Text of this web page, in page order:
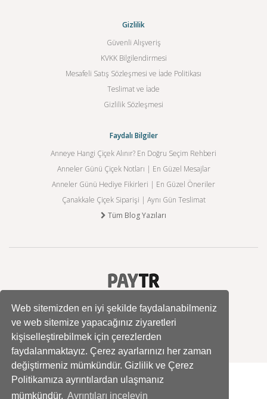
Web sitemizden en iyi şekilde faydalanabilmeniz
ve web sitemize yapacağınız ziyaretleri
kişiselleştirebilmek için çerezlerden
faydalanmaktayız. Çerez ayarlarınızı her zaman
değiştirmeniz mümkündür. Gizlilik ve Çerez
Politikamıza ayrıntılardan ulaşmanız
mümkündür. Ayrıntıları inceleyin
Gizlilik
Güvenli Alışveriş
KVKK Bilgilendirmesi
Mesafeli Satış Sözleşmesi ve İade Politikası
Teslimat ve İade
Gizlilik Sözleşmesi
Faydalı Bilgiler
Anneye Hangi Çiçek Alınır? En Doğru Seçim Rehberi
Anneler Günü Çiçek Notları | En Güzel Mesajlar
Anneler Günü Hediye Fikirleri | En Güzel Öneriler
Çanakkale Çiçek Siparişi | Aynı Gün Teslimat
Tüm Blog Yazıları